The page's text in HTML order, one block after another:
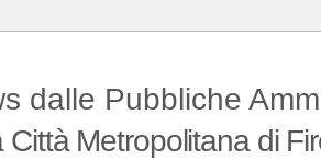
dalle Pubbliche
Città Metropolitana di